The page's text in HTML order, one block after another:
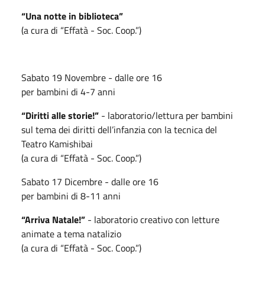
“Una notte in biblioteca”
(a cura di “Effatà - Soc. Coop.”)
Sabato 19 Novembre - dalle ore 16
per bambini di 4-7 anni
“Diritti alle storie!” - laboratorio/lettura per bambini
sul tema dei diritti dell’infanzia con la tecnica del
Teatro Kamishibai
(a cura di “Effatà - Soc. Coop.”)
Sabato 17 Dicembre - dalle ore 16
per bambini di 8-11 anni
“Arriva Natale!” - laboratorio creativo con letture
animate a tema natalizio
(a cura di “Effatà - Soc. Coop.”)